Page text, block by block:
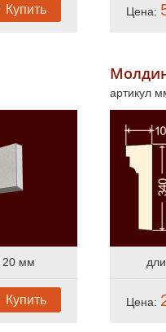
Купить Цена:
20 мм
Купить
артикул
Цена: